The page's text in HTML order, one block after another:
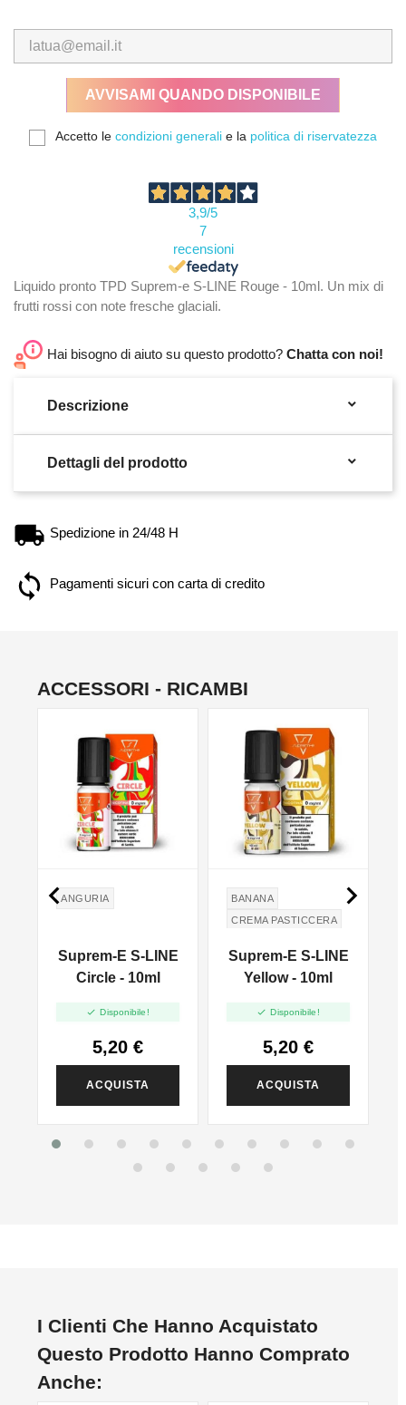
AVVISAMI QUANDO DISPONIBILE
Accetto le condizioni generali e la politica di riservatezza
3,9/5
7
recensioni
Liquido pronto TPD Suprem-e S-LINE Rouge - 10ml. Un mix di
frutti rossi con note fresche glaciali.
Hai bisogno di aiuto su questo prodotto? Chatta con noi!
Descrizione 
Dettagli del prodotto 
Spedizione in 24/48 H
Pagamenti sicuri con carta di credito
ACCESSORI - RICAMBI
ANGURIA
Suprem-E S-LINE
Circle - 10ml
 Disponibile!
5,20 €
ACQUISTA
BANANA
CREMA PASTICCERA
Suprem-E S-LINE
Yellow - 10ml
 Disponibile!
5,20 €
ACQUISTA
 
I Clienti Che Hanno Acquistato
Questo Prodotto Hanno Comprato
Anche: